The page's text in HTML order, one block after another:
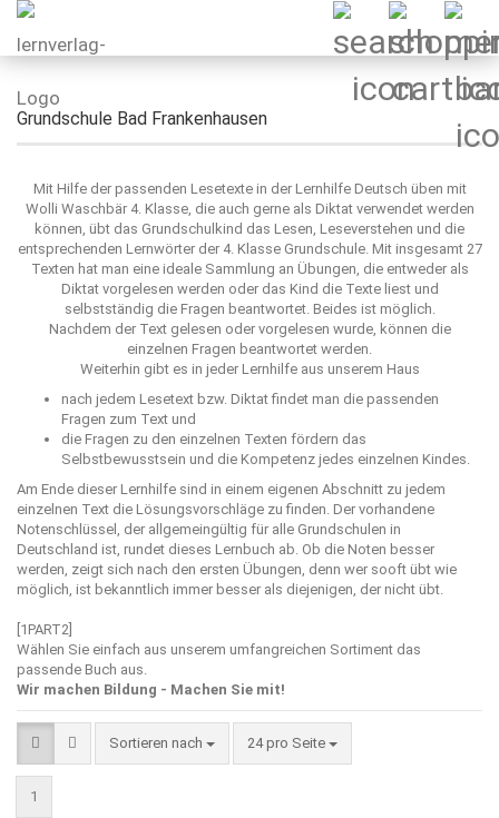
Grundschule Bad Frankenhausen
Mit Hilfe der passenden Lesetexte in der Lernhilfe Deutsch üben mit
Wolli Waschbär 4. Klasse, die auch gerne als Diktat verwendet werden
können, übt das Grundschulkind das Lesen, Leseverstehen und die
entsprechenden Lernwörter der 4. Klasse Grundschule. Mit insgesamt 27
Texten hat man eine ideale Sammlung an Übungen, die entweder als
Diktat vorgelesen werden oder das Kind die Texte liest und
selbstständig die Fragen beantwortet. Beides ist möglich.
Nachdem der Text gelesen oder vorgelesen wurde, können die
einzelnen Fragen beantwortet werden.
Weiterhin gibt es in jeder Lernhilfe aus unserem Haus
nach jedem Lesetext bzw. Diktat findet man die passenden
Fragen zum Text und
die Fragen zu den einzelnen Texten fördern das
Selbstbewusstsein und die Kompetenz jedes einzelnen Kindes.
Am Ende dieser Lernhilfe sind in einem eigenen Abschnitt zu jedem
einzelnen Text die Lösungsvorschläge zu finden. Der vorhandene
Notenschlüssel, der allgemeingültig für alle Grundschulen in
Deutschland ist, rundet dieses Lernbuch ab. Ob die Noten besser
werden, zeigt sich nach den ersten Übungen, denn wer sooft übt wie
möglich, ist bekanntlich immer besser als diejenigen, der nicht übt.
[1PART2]
Wählen Sie einfach aus unserem umfangreichen Sortiment das
passende Buch aus.
Wir machen Bildung - Machen Sie mit!
Sortieren nach
Sortieren nach 24 pro Seite
pro Seite
1